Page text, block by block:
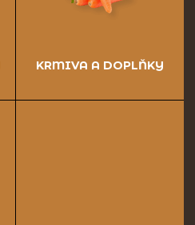
KRMIVA A DOPLŇKY